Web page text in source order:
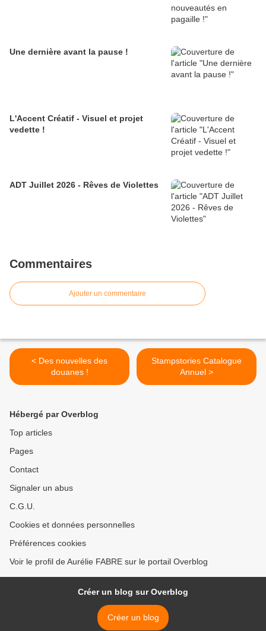
Une dernière avant la pause !
L'Accent Créatif - Visuel et projet
vedette !
ADT Juillet 2026 - Rêves de Violettes
Commentaires
Ajouter un commentaire
< Des nouvelles des
douanes !
Stampstories Catalogue
Annuel >
Hébergé par Overblog
Top articles
Pages
Contact
Signaler un abus
C.G.U.
Cookies et données personnelles
Préférences cookies
Voir le profil de Aurélie FABRE sur le portail Overblog
Créer un blog sur Overblog
Créer un blog